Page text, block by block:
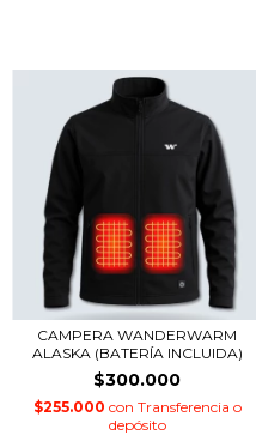
CAMPERA WANDERWARM
ALASKA (BATERÍA INCLUIDA)
$300.000
$255.000 con Transferencia o
depósito